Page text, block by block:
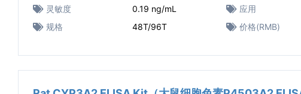
灵敏度
0.19 ng/mL 应用
规格
48T/96T 价格(RMB)